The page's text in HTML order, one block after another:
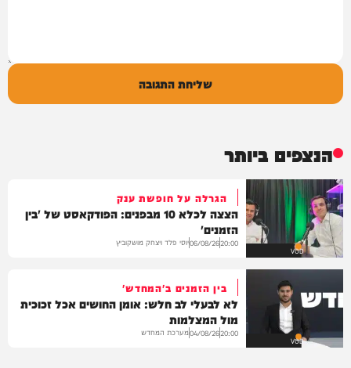
שליחת התגובה
הנצפים ביותר
VOD
הגרלה על חופשת ענק
הצצה לכלא 10 מבפנים: הפודקאסט של 'בין
הזמנים'
20:00
06/08/26יוסי פלד ויצחק מושקוביץ
VOD
בין הזמנים ב'המחדש'
לא לבעלי לב חלש: אומן החושים אכל זכוכית
מול המצלמות
20:00
04/08/26מערכת המחדש